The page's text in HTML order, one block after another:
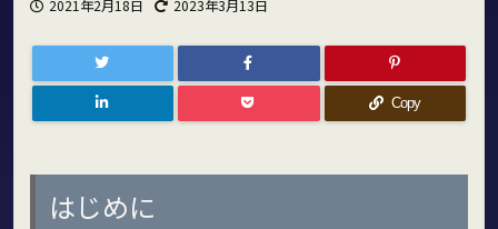
2021年2月18日 2023年3月13日
Copy
はじめに